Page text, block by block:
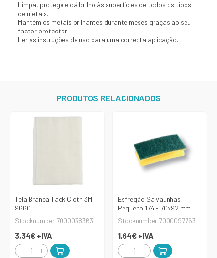
Limpa, protege e dá brilho às superfícies de todos os tipos
de metais.
Mantém os metais brilhantes durante meses graças ao seu
factor protector.
Ler as instruções de uso para uma correcta aplicação.
PRODUTOS RELACIONADOS
Tela Branca Tack Cloth 3M
9660
Stocknumber 7000038363
3,34€ +IVA
Esfregão Salvaunhas
Pequeno 174 - 70x92 mm
Stocknumber 7000097763
1,64€ +IVA